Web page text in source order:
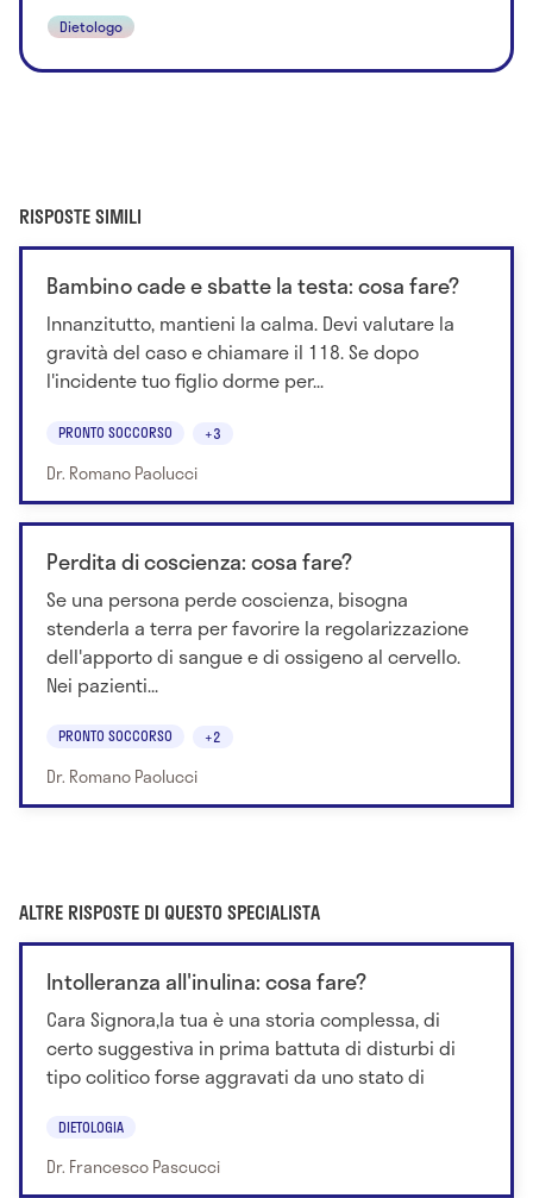
Dietologo
RISPOSTE SIMILI
Bambino cade e sbatte la testa: cosa fare?
Innanzitutto, mantieni la calma. Devi valutare la
gravità del caso e chiamare il 118. Se dopo
l'incidente tuo figlio dorme per...
PRONTO SOCCORSO +3
Dr. Romano Paolucci
Perdita di coscienza: cosa fare?
Se una persona perde coscienza, bisogna
stenderla a terra per favorire la regolarizzazione
dell'apporto di sangue e di ossigeno al cervello.
Nei pazienti...
PRONTO SOCCORSO +2
Dr. Romano Paolucci
ALTRE RISPOSTE DI QUESTO SPECIALISTA
Intolleranza all'inulina: cosa fare?
Cara Signora,la tua è una storia complessa, di
certo suggestiva in prima battuta di disturbi di
tipo colitico forse aggravati da uno stato di
DIETOLOGIA
Dr. Francesco Pascucci